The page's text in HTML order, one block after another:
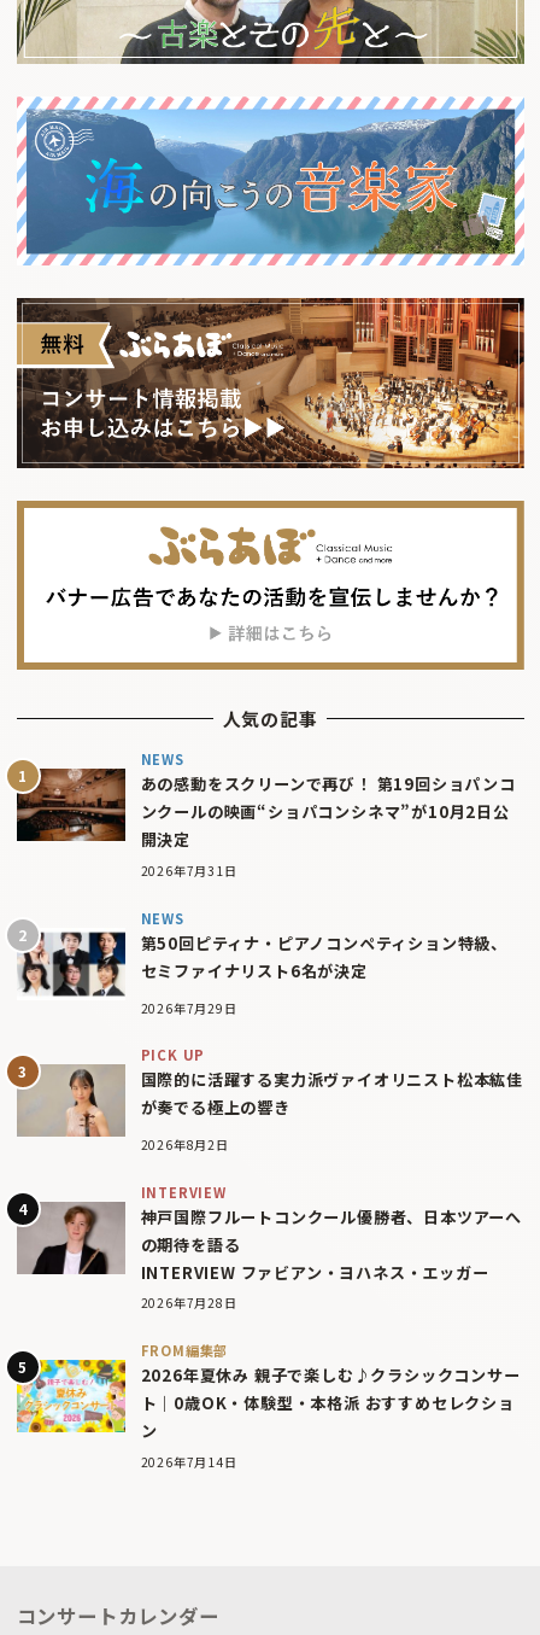
人気の記事
NEWS
あの感動をスクリーンで再び！ 第19回ショパンコ
ンクールの映画“ショパコンシネマ”が10月2日公
開決定
2026年7月31日
NEWS
第50回ピティナ・ピアノコンペティション特級、
セミファイナリスト6名が決定
2026年7月29日
PICK UP
国際的に活躍する実力派ヴァイオリニスト松本紘佳
が奏でる極上の響き
2026年8月2日
INTERVIEW
神戸国際フルートコンクール優勝者、日本ツアーへ
の期待を語る
INTERVIEW ファビアン・ヨハネス・エッガー
2026年7月28日
FROM編集部
2026年夏休み 親子で楽しむ♪クラシックコンサー
ト｜0歳OK・体験型・本格派 おすすめセレクショ
ン
2026年7月14日
コンサートカレンダー